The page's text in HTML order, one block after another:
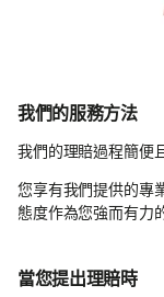
我們的服務方法
我們的理賠過程簡便
您享有我們提供的專
態度作為您強而有力
當您提出理賠時